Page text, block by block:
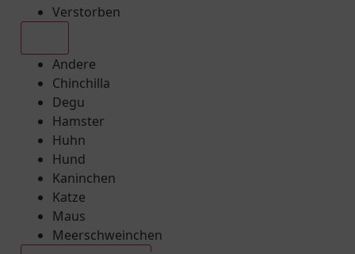
Verstorben
Andere
Chinchilla
Degu
Hamster
Huhn
Hund
Kaninchen
Katze
Maus
Meerschweinchen